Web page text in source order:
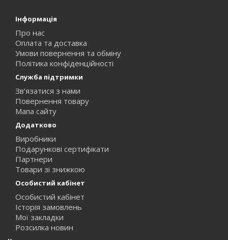
Інформація
Про нас
Оплата та доставка
Умови повернення та обміну
Політика конфіденційності
Служба підтримки
Зв’язатися з нами
Повернення товару
Мапа сайту
Додатково
Виробники
Подарункові сертифікати
Партнери
Товари зі знижкою
Особистий кабінет
Особистий кабінет
Історія замовлень
Мої закладки
Розсилка новин